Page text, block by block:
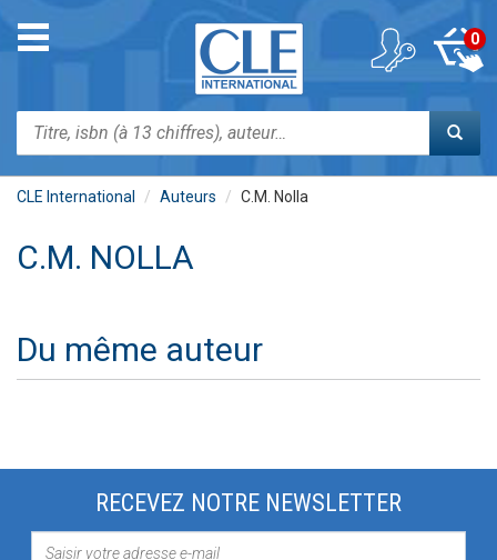
contenu
Toggle
navigation
Rechercher
0
CLE International Auteurs C.M. Nolla
C.M. NOLLA
Du même auteur
RECEVEZ NOTRE NEWSLETTER